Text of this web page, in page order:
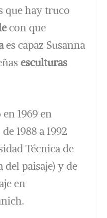
que hay truco
con que
es capaz Susanna
esculturas
1969 en
1988 a 1992
Técnica de
paisaje) y de
en